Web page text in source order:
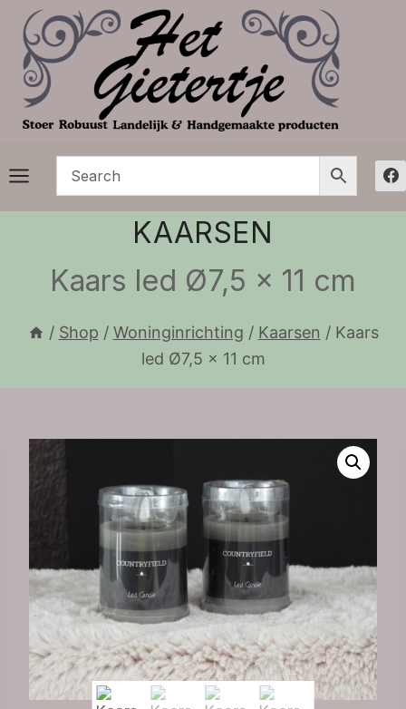
Doorgaan
naar
inhoud
KAARSEN
Kaars led Ø7,5 x 11 cm
/ Shop / Woninginrichting / Kaarsen / Kaars
led Ø7,5 x 11 cm